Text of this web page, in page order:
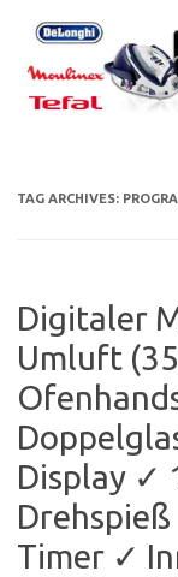
content
TAG ARCHIVES:
Digitaler
Umluft
Display ✓
Timer ✓